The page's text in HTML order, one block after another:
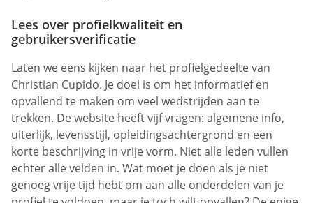
Lees over profielkwaliteit en
gebruikersverificatie
Laten we eens kijken naar het profielgedeelte van
Christian Cupido. Je doel is om het informatief en
opvallend te maken om veel wedstrijden aan te
trekken. De website heeft vijf vragen: algemene info,
uiterlijk, levensstijl, opleidingsachtergrond en een
korte beschrijving in vrije vorm. Niet alle leden vullen
echter alle velden in. Wat moet je doen als je niet
genoeg vrije tijd hebt om aan alle onderdelen van je